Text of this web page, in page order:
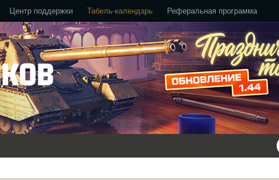
Центр поддержки Табель-календарь Реферальная программа